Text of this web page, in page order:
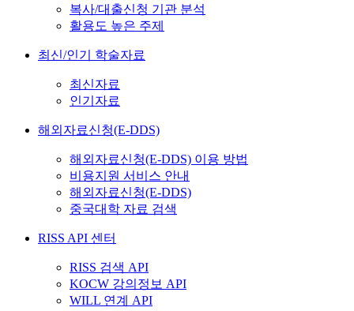
복사/대출신청 기관 분석
활용도 높은 주제
최신/인기 학술자료
최신자료
인기자료
해외자료신청(E-DDS)
해외자료신청(E-DDS) 이용 방법
비용지원 서비스 안내
해외자료신청(E-DDS)
중국대학 자료 검색
RISS API 센터
RISS 검색 API
KOCW 강의정보 API
WILL 연계 API